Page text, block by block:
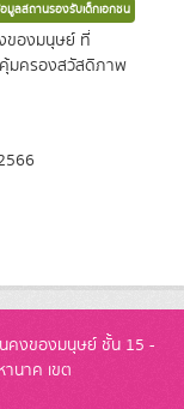
มูลสถานรองรับเด็กเอกชน
ของมนุษย์ ที่
คุ้มครองสวัสดิภาพ
คงของมนุษย์ ชั้น 15 -
นาค เขต